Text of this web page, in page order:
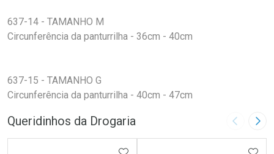
637-14 - TAMANHO M
Circunferência da panturrilha - 36cm - 40cm
637-15 - TAMANHO G
Circunferência da panturrilha - 40cm - 47cm
Queridinhos da Drogaria Imagem
ADICIONAR AOS FAVORITOS